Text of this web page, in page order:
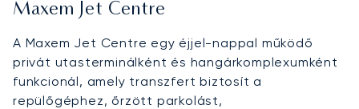
Maxem Jet Centre
A Maxem Jet Centre egy éjjel-nappal működő
privát utasterminálként és hangárkomplexumként
funkcionál, amely transzfert biztosít a
repülőgéphez, őrzött parkolást,